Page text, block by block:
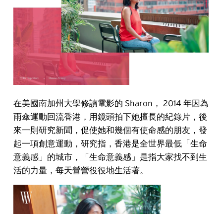
在美國南加州大學修讀電影的 Sharon， 2014 年因為
雨傘運動回流香港，用鏡頭拍下她擅長的紀錄片，後
來一則研究新聞，促使她和幾個有使命感的朋友，發
起一項創意運動，研究指，香港是全世界最低「生命
意義感」的城市，「生命意義感」是指大家找不到生
活的力量，每天營營役役地生活著。